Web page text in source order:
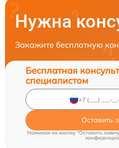
Нужна
Закажите бесплатную
Бесплатная
специалистом
Оставить
Нажимая на кнопку "Оставить